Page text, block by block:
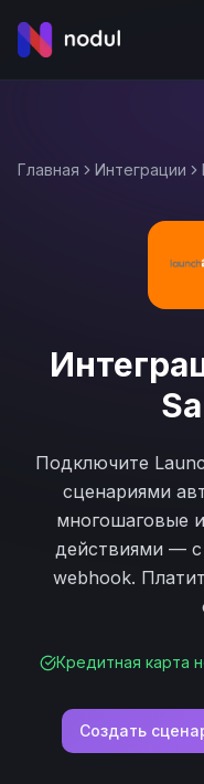
Главная Интеграции
Подключите
сценариями
многошаговые
действиями —
webhook.
Кредитная карта
Создать